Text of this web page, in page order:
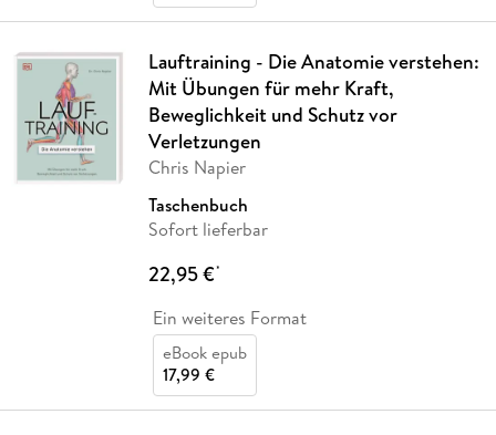
Lauftraining - Die Anatomie verstehen:
Mit Übungen für mehr Kraft,
Beweglichkeit und Schutz vor
Verletzungen
Chris Napier
Taschenbuch
Sofort lieferbar
22,95 €*
Ein weiteres Format
eBook epub
17,99 €